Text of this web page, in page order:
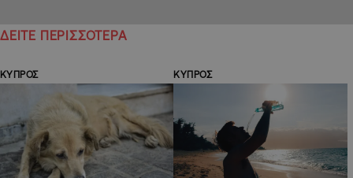
ΔΕΙΤΕ ΠΕΡΙΣΣΟΤΕΡΑ
ΚΥΠΡΟΣ ΚΥΠΡΟΣ